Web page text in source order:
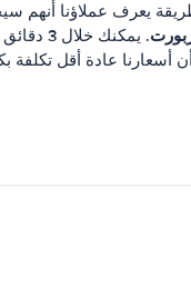
يعرف عملاؤنا
. يمكنك خلال 3 دقائق مقارنة أسعارنا وحجز استئجار سيارتك في
أسعارنا عادة أقل